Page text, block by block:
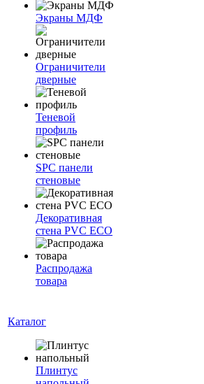
Экраны МДФ
Ограничители
дверные
Теневой
профиль
SPC панели
стеновые
Декоративная
стена PVC ECO
Распродажа
товара
Каталог
Плинтус